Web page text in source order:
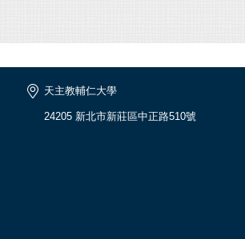
天主教輔仁大學
24205 新北市新莊區中正路510號